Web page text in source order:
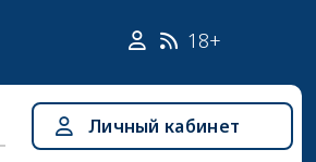
18+
Личный кабинет